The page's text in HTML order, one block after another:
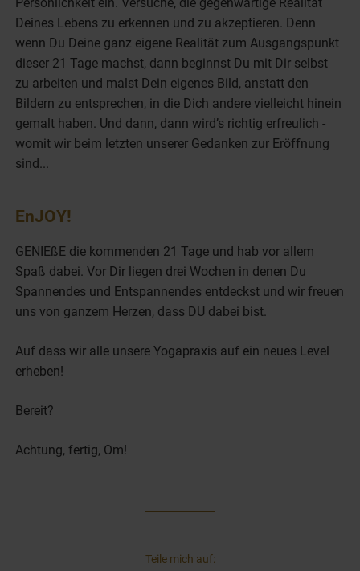
Deines Lebens zu erkennen und zu akzeptieren. Denn
wenn Du Deine ganz eigene Realität zum Ausgangspunkt
dieser 21 Tage machst, dann beginnst Du mit Dir selbst
zu arbeiten und malst Dein eigenes Bild, anstatt den
Bildern zu entsprechen, in die Dich andere vielleicht hinein
gemalt haben. Und dann, dann wird’s richtig erfreulich -
womit wir beim letzten unserer Gedanken zur Eröffnung
sind...
EnJOY!
GENIEßE die kommenden 21 Tage und hab vor allem
Spaß dabei. Vor Dir liegen drei Wochen in denen Du
Spannendes und Entspannendes entdeckst und wir freuen
uns von ganzem Herzen, dass DU dabei bist.
Auf dass wir alle unsere Yogapraxis auf ein neues Level
erheben!
Bereit?
Achtung, fertig, Om!
Teile mich auf: